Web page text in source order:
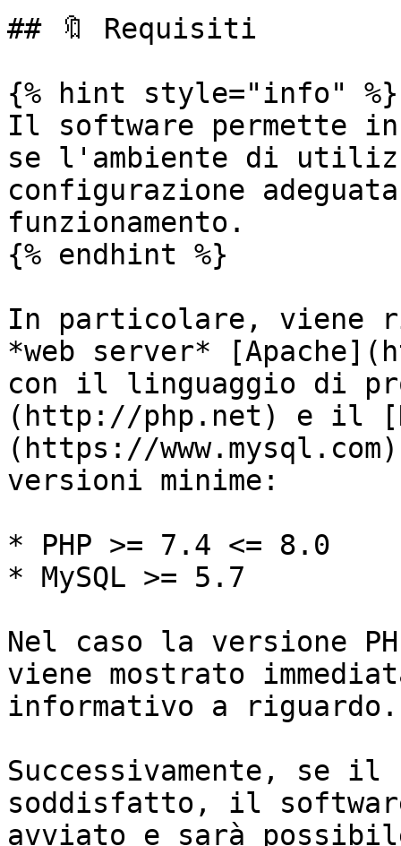
## 🔖 Requisiti
{% hint style="info" %}
Il software permette
se l'ambiente di
configurazione
funzionamento.
{% endhint %}
In particolare, viene
*web server*
con il linguaggio di
(http://php.net) e il
(https://
versioni minime:
* PHP >= 7.4 <= 8.0
* MySQL >= 5.7
Nel caso la versione
viene mostrato
informativo a riguardo.
Successivamente, se
soddisfatto, il
avviato e sarà